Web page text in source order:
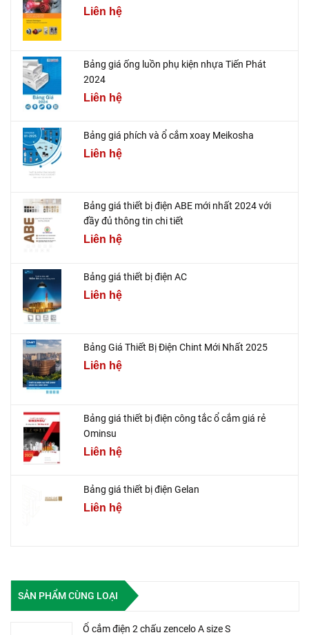
Liên hệ
Bảng giá ống luồn phụ kiện nhựa Tiến Phát
2024
Liên hệ
Bảng giá phích và ổ cắm xoay Meikosha
Liên hệ
Bảng giá thiết bị điện ABE mới nhất 2024 với
đầy đủ thông tin chi tiết
Liên hệ
Bảng giá thiết bị điện AC
Liên hệ
Bảng Giá Thiết Bị Điện Chint Mới Nhất 2025
Liên hệ
Bảng giá thiết bị điện công tắc ổ cắm giá rẻ
Ominsu
Liên hệ
Bảng giá thiết bị điện Gelan
Liên hệ
SẢN PHẨM CÙNG LOẠI
Ổ cắm điện 2 chấu zencelo A size S